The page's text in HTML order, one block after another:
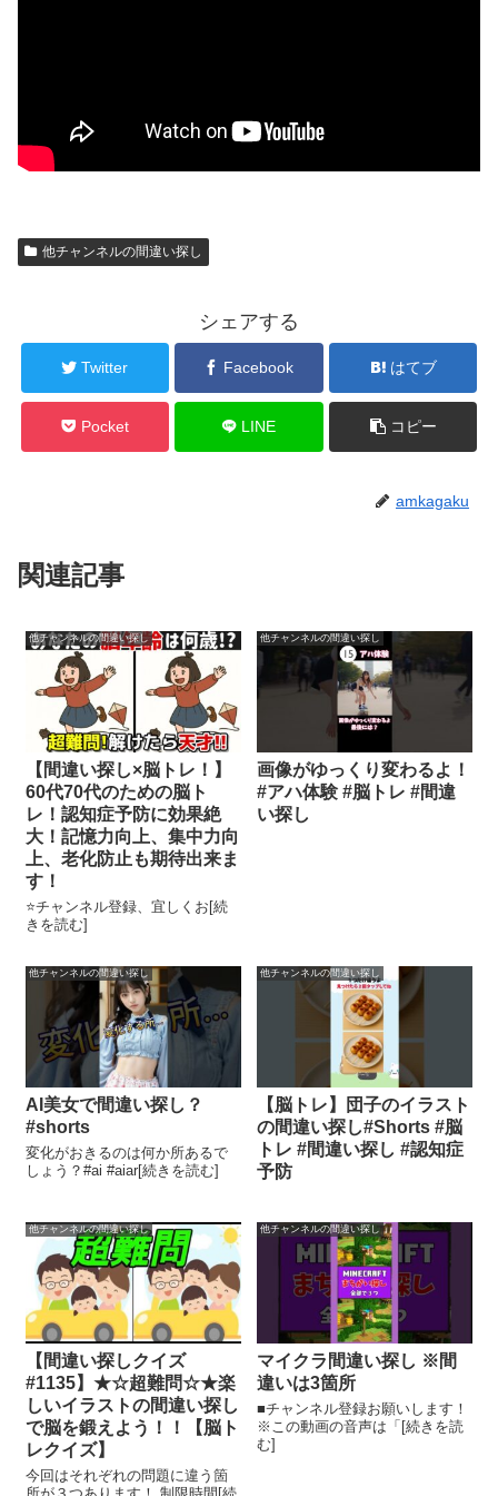
他チャンネルの間違い探し
シェアする
Twitter Facebook はてブ
Pocket LINE コピー
amkagaku
関連記事
他チャンネルの間違い探し
【間違い探し×脳トレ！】
60代70代のための脳ト
レ！認知症予防に効果絶
大！記憶力向上、集中力向
上、老化防止も期待出来ま
す！
⭐️チャンネル登録、宜しくお[続
きを読む]
他チャンネルの間違い探し
画像がゆっくり変わるよ！
#アハ体験 #脳トレ #間違
い探し
他チャンネルの間違い探し
AI美女で間違い探し？
#shorts
変化がおきるのは何か所あるで
しょう？#ai #aiar[続きを読む]
他チャンネルの間違い探し
【脳トレ】団子のイラスト
の間違い探し#Shorts #脳
トレ #間違い探し #認知症
予防
他チャンネルの間違い探し
【間違い探しクイズ
#1135】★☆超難問☆★楽
しいイラストの間違い探し
で脳を鍛えよう！！【脳ト
レクイズ】
今回はそれぞれの問題に違う箇
他チャンネルの間違い探し
マイクラ間違い探し ※間
違いは3箇所
■チャンネル登録お願いします！
※この動画の音声は「[続きを読
む]